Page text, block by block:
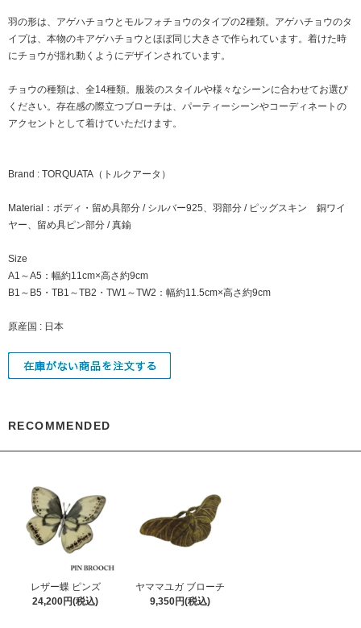
羽の形は、アゲハチョウとモルフォチョウのタイプの2種類。アゲハチョウのタ
イプは、本物のキアゲハチョウとほぼ同じ大きさで作られています。着けた時
にチョウが揺れ動くようにデザインされています。
チョウの種類は、全14種類。服装のスタイルや様々なシーンに合わせてお選び
ください。存在感の際立つブローチは、パーティーシーンやコーディネートの
アクセントとして着けていただけます。
Brand : TORQUATA（トルクアータ）
Material：ボディ・留め具部分 / シルバー925、羽部分 / ピッグスキン 銅ワイ
ヤー、留め具ピン部分 / 真鍮
Size
A1～A5：幅約11cm×高さ約9cm
B1～B5・TB1～TB2・TW1～TW2：幅約11.5cm×高さ約9cm
原産国 : 日本
RECOMMENDED
レザー蝶 ピンズ
24,200円(税込)
ヤママユガ ブローチ
9,350円(税込)